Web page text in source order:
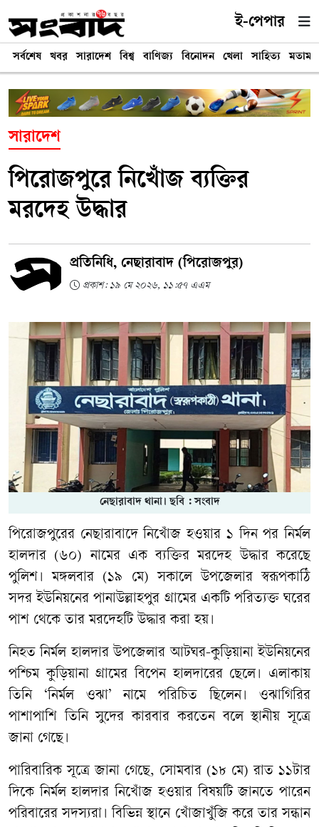
ই-পেপার
সর্বশেষ খবর সারাদেশ বিশ্ব বাণিজ্য বিনোদন খেলা সাহিত্য মতামত
সারাদেশ
পিরোজপুরে নিখোঁজ ব্যক্তির
মরদেহ উদ্ধার
প্রতিনিধি, নেছারাবাদ (পিরোজপুর)
প্রকাশ: ১৯ মে ২০২৬, ১১:৫৭ এএম
নেছারাবাদ থানা। ছবি : সংবাদ
পিরোজপুরের নেছারাবাদে নিখোঁজ হওয়ার ১ দিন পর নির্মল
হালদার (৬০) নামের এক ব্যক্তির মরদেহ উদ্ধার করেছে
পুলিশ। মঙ্গলবার (১৯ মে) সকালে উপজেলার স্বরূপকাঠি
সদর ইউনিয়নের পানাউল্লাহপুর গ্রামের একটি পরিত্যক্ত ঘরের
পাশ থেকে তার মরদেহটি উদ্ধার করা হয়।
নিহত নির্মল হালদার উপজেলার আটঘর-কুড়িয়ানা ইউনিয়নের
পশ্চিম কুড়িয়ানা গ্রামের বিপেন হালদারের ছেলে। এলাকায়
তিনি ‘নির্মল ওঝা’ নামে পরিচিত ছিলেন। ওঝাগিরির
পাশাপাশি তিনি সুদের কারবার করতেন বলে স্থানীয় সূত্রে
জানা গেছে।
পারিবারিক সূত্রে জানা গেছে, সোমবার (১৮ মে) রাত ১১টার
দিকে নির্মল হালদার নিখোঁজ হওয়ার বিষয়টি জানতে পারেন
পরিবারের সদস্যরা। বিভিন্ন স্থানে খোঁজাখুঁজি করে তার সন্ধান